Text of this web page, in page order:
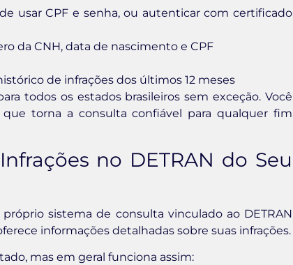
usar CPF e senha, ou autenticar com certificado
da CNH, data de nascimento e CPF
de infrações dos últimos 12 meses
todos os estados brasileiros sem exceção. Você
torna a consulta confiável para qualquer fim
no DETRAN do Seu
sistema de consulta vinculado ao DETRAN
informações detalhadas sobre suas infrações.
mas em geral funciona assim: